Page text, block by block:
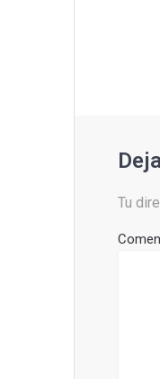
Tu